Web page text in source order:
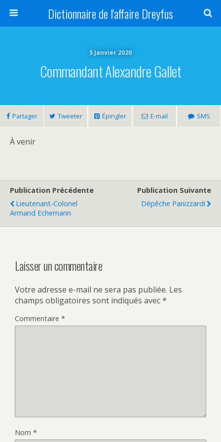
Dictionnaire de l'affaire Dreyfus
5 Janvier 2020
Commandant Alexandre Gallet
Partager Tweeter Épingler E-mail SMS
À venir
Publication Précédente
Lieutenant-Colonel
Armand Echemann
Publication Suivante
Dépêche Panizzardi
Laisser un commentaire
Votre adresse e-mail ne sera pas publiée. Les
champs obligatoires sont indiqués avec*
Commentaire *
Nom *